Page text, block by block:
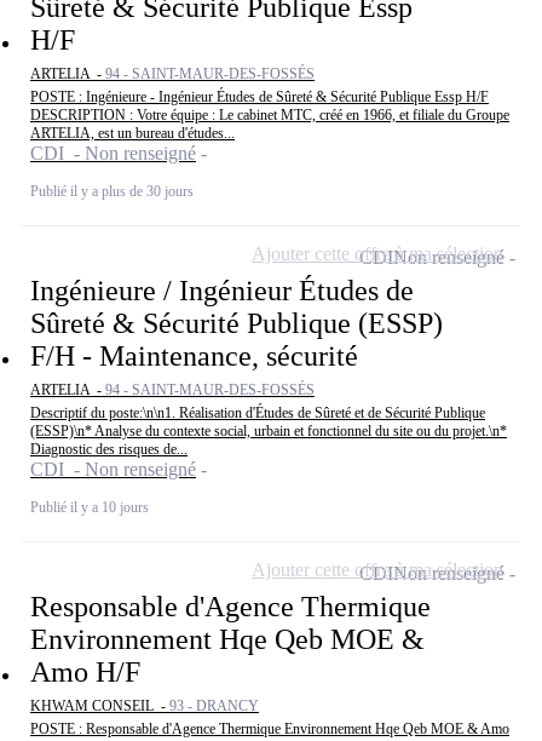
Sûreté & Sécurité Publique Essp
H/F
ARTELIA - 94 - SAINT-MAUR-DES-FOSSÉS
POSTE : Ingénieure - Ingénieur Études de Sûreté & Sécurité Publique Essp H/F
DESCRIPTION : Votre équipe : Le cabinet MTC, créé en 1966, et filiale du Groupe
ARTELIA, est un bureau d'études...
CDI - Non renseigné
Publié il y a plus de 30 jours
Ingénieure / Ingénieur Études de
Sûreté & Sécurité Publique (ESSP)
F/H - Maintenance, sécurité
ARTELIA - 94 - SAINT-MAUR-DES-FOSSÉS
Descriptif du poste:\n\n1. Réalisation d'Études de Sûreté et de Sécurité Publique
(ESSP)\n* Analyse du contexte social, urbain et fonctionnel du site ou du projet.\n*
Diagnostic des risques de...
CDI - Non renseigné
Publié il y a 10 jours
CDINon renseigné
Ajouter cette offre à ma sélection
Responsable d'Agence Thermique
Environnement Hqe Qeb MOE &
Amo H/F
KHWAM CONSEIL - 93 - DRANCY
POSTE : Responsable d'Agence Thermique Environnement Hqe Qeb MOE & Amo
CDINon renseigné
Ajouter cette offre à ma sélection